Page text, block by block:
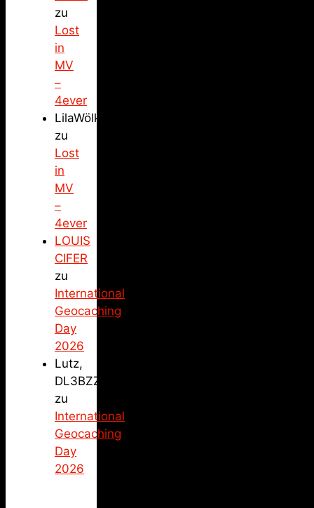
zu
Lost
in
MV
–
4ever
LilaWölkchen
zu
Lost
in
MV
–
4ever
LOUIS
CIFER
zu
International
Geocaching
Day
2026
Lutz,
DL3BZZ
zu
International
Geocaching
Day
2026